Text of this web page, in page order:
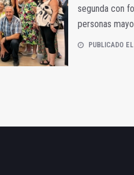
segunda con
personas
PUBLICADO